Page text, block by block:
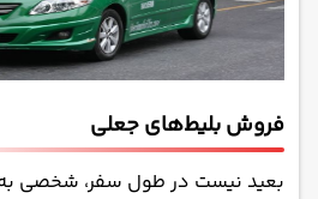
فروش بلیط‌های جعلی
بعید نیست در طول سفر، شخصی